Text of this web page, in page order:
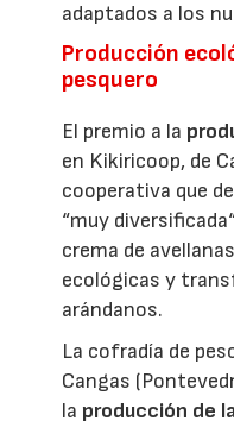
adaptados a los
Producción
pesquero
El premio a la
en Kikiricoop, de
cooperativa que
“muy
crema de
ecológicas y
arándanos.
La cofradía de
Cangas
la producción de